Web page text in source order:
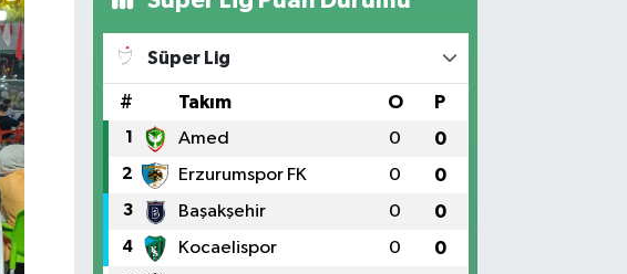
Süper Lig
# Takım O P
1 Amed 0 0
2 Erzurumspor FK 0 0
3 Başakşehir 0 0
4 Kocaelispor 0 0